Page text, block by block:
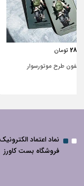
468,750
قاب آیفون چرمی طرح مار
نماد اعتماد الکترونیک
فروشگاه بست کاورز